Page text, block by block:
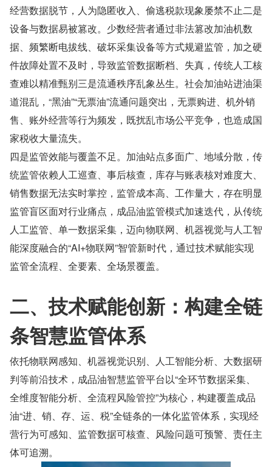
经营数据脱节，人为隐匿收入、偷逃税款现象屡禁不止二是
设备与数据易被篡改。少数经营者通过非法篡改加油机数
据、频繁断电拔线、破坏采集设备等方式规避监管，加之硬
件故障处置不及时，导致监管数据断档、失真，传统人工核
查难以精准甄别三是流通秩序乱象丛生。社会加油站进油渠
道混乱，“黑油”“无票油”流通问题突出，无票购进、机外销
售、账外经营等行为频发，既扰乱市场公平竞争，也造成国
家税收大量流失。
四是监管效能与覆盖不足。加油站点多面广、地域分散，传
统监管依赖人工巡查、事后核查，库存与账表核对难度大、
销售数据无法实时掌控，监管成本高、工作量大，存在明显
监管盲区面对行业痛点，成品油监管模式加速迭代，从传统
人工监管、单一数据采集，迈向物联网、机器视觉与人工智
能深度融合的“AI+物联网”智管新时代，通过技术赋能实现
监管全流程、全要素、全场景覆盖。
二、技术赋能创新：构建全链
条智慧监管体系
依托物联网感知、机器视觉识别、人工智能分析、大数据研
判等前沿技术，成品油智慧监管平台以“全环节数据采集、
全维度智能分析、全流程风险管控”为核心，构建覆盖成品
油“进、销、存、运、税”全链条的一体化监管体系，实现经
营行为可感知、监管数据可核查、风险问题可预警、责任主
体可追溯。